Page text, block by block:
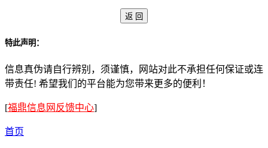
特此声明：
信息真伪请自行辨别，须谨慎，网站对此不承担任何保证或连
带责任! 希望我们的平台能为您带来更多的便利！
[福鼎信息网反馈中心]
首页